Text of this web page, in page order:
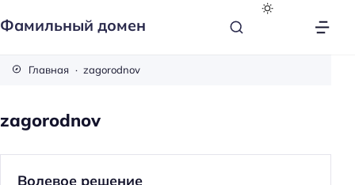
Фамильный домен
Главная zagorodnov
zagorodnov
Волевое решение